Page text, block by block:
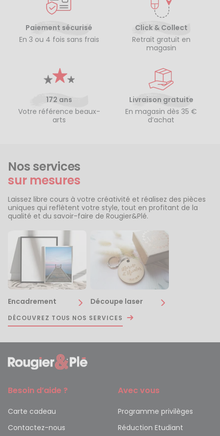
Paiement sécurisé
En 3 ou 4 fois sans frais
Click & Collect
Retrait gratuit en
magasin
172 ans
Votre référence beaux-
arts
Livraison gratuite
En magasin dès 35 €
d’achat
Nos services
sur mesures
Laissez libre cours à votre créativité et réalisez des pièces
uniques qui reflètent votre style, tout en profitant de la
qualité et du savoir-faire de Rougier&Plé.
Encadrement Découpe laser
DÉCOUVREZ TOUS NOS SERVICES
Besoin d’aide ?
Carte cadeau
Contactez-nous
Avec vous
Programme privilèges
Réduction Etudiant